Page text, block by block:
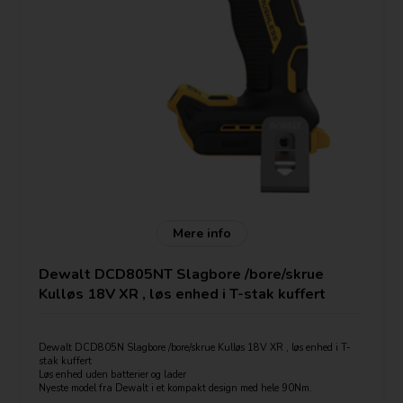
Mere info
Dewalt DCD805NT Slagbore /bore/skrue
Kulløs 18V XR , løs enhed i T-stak kuffert
Dewalt DCD805N Slagbore /bore/skrue Kulløs 18V XR , løs enhed i T-
stak kuffert
Løs enhed uden batterier og lader
Nyeste model fra Dewalt i et kompakt design med hele 90Nm.